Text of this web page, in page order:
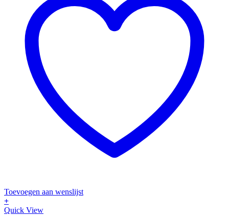
Toevoegen aan wenslijst
+
Quick View